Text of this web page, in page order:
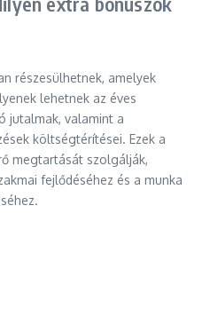
részesülhetnek, amelyek
lehetnek az éves
jutalmak, valamint a
költségtérítései. Ezek a
megtartását szolgálják,
fejlődéséhez és a munka